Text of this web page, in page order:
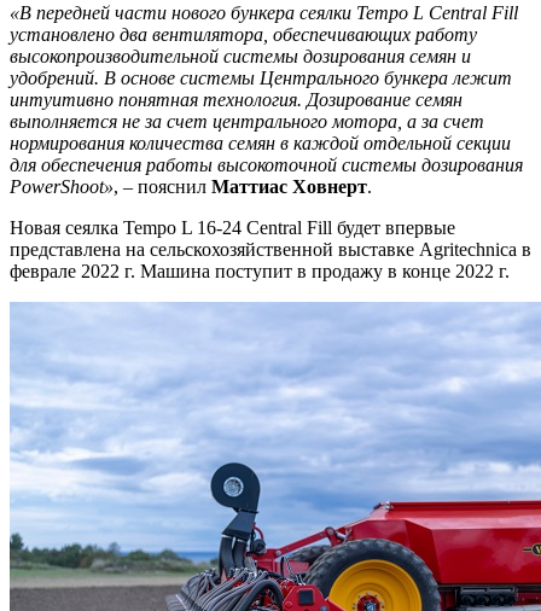
«В передней части нового бункера сеялки Tempo L Central Fill
установлено два вентилятора, обеспечивающих работу
высокопроизводительной системы дозирования семян и
удобрений. В основе системы Центрального бункера лежит
интуитивно понятная технология. Дозирование семян
выполняется не за счет центрального мотора, а за счет
нормирования количества семян в каждой отдельной секции
для обеспечения работы высокоточной системы дозирования
PowerShoot», – пояснил Маттиас Ховнерт.
Новая сеялка Tempo L 16-24 Central Fill будет впервые
представлена на сельскохозяйственной выставке Agritechnica в
феврале 2022 г. Машина поступит в продажу в конце 2022 г.